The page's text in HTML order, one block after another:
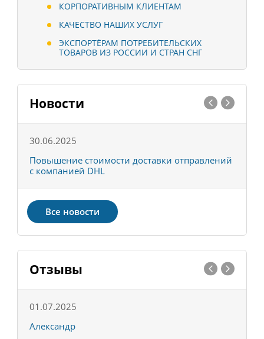
КОРПОРАТИВНЫМ КЛИЕНТАМ
КАЧЕСТВО НАШИХ УСЛУГ
ЭКСПОРТЁРАМ ПОТРЕБИТЕЛЬСКИХ
ТОВАРОВ ИЗ РОССИИ И СТРАН СНГ
Новости
30.06.2025
Повышение стоимости доставки отправлений
с компанией DHL
Все новости
Отзывы
01.07.2025
Александр